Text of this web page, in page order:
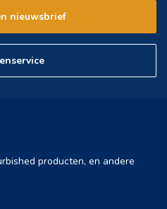
nieuwsbrief
producten, en andere